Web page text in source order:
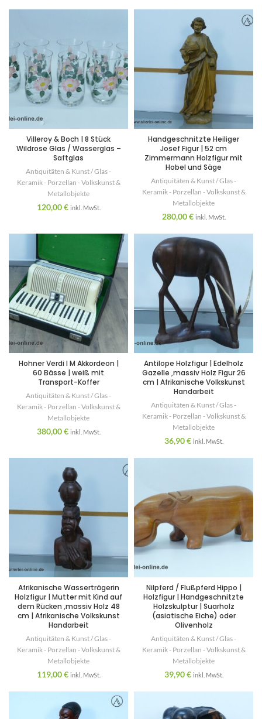
Villeroy & Boch | 8 Stück
Wildrose Glas / Wasserglas –
Saftglas
Antiquitäten & Kunst / Glas -
Keramik - Porzellan - Volkskunst &
Metallobjekte
120,00€ inkl. MwSt.
Handgeschnitzte Heiliger
Josef Figur | 52 cm
Zimmermann Holzfigur mit
Hobel und Säge
Antiquitäten & Kunst / Glas -
Keramik - Porzellan - Volkskunst &
Metallobjekte
280,00€ inkl. MwSt.
Hohner Verdi I M Akkordeon |
60 Bässe | weiß mit
Transport-Koffer
Antiquitäten & Kunst / Glas -
Keramik - Porzellan - Volkskunst &
Metallobjekte
380,00€ inkl. MwSt.
Antilope Holzfigur | Edelholz
Gazelle ,massiv Holz Figur 26
cm | Afrikanische Volkskunst
Handarbeit
Antiquitäten & Kunst / Glas -
Keramik - Porzellan - Volkskunst &
Metallobjekte
36,90€ inkl. MwSt.
Afrikanische Wasserträgerin
Holzfigur | Mutter mit Kind auf
dem Rücken ,massiv Holz 48
cm | Afrikanische Volkskunst
Handarbeit
Antiquitäten & Kunst / Glas -
Keramik - Porzellan - Volkskunst &
Metallobjekte
119,00€ inkl. MwSt.
Nilpferd / Flußpferd Hippo |
Holzfigur | Handgeschnitzte
Holzskulptur | Suarholz
(asiatische Eiche) oder
Olivenholz
Antiquitäten & Kunst / Glas -
Keramik - Porzellan - Volkskunst &
Metallobjekte
39,90€ inkl. MwSt.